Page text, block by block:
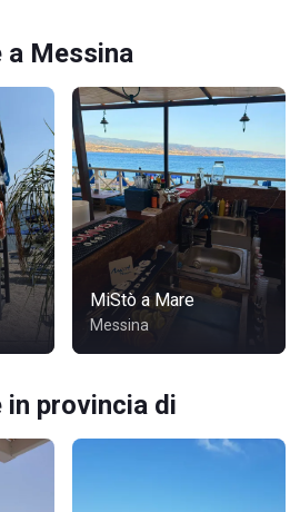
a Messina
MiStò a Mare
Messina
provincia di